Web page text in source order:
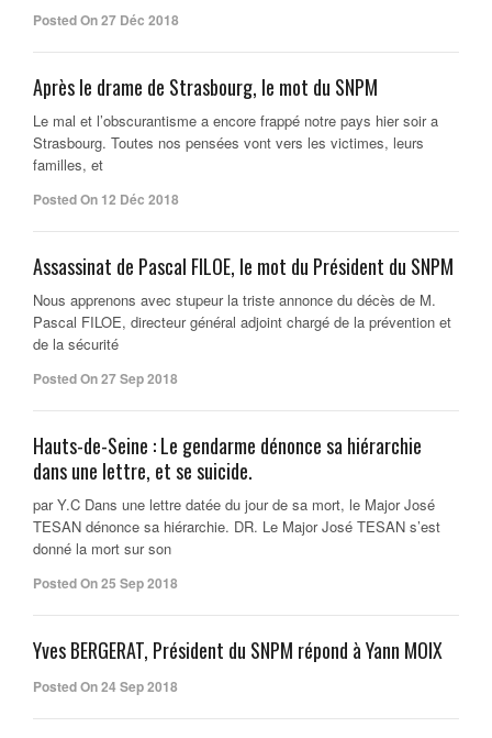
Posted On 27 Déc 2018
Après le drame de Strasbourg, le mot du SNPM
Le mal et l’obscurantisme a encore frappé notre pays hier soir a
Strasbourg. Toutes nos pensées vont vers les victimes, leurs
familles, et
Posted On 12 Déc 2018
Assassinat de Pascal FILOE, le mot du Président du SNPM
Nous apprenons avec stupeur la triste annonce du décès de M.
Pascal FILOE, directeur général adjoint chargé de la prévention et
de la sécurité
Posted On 27 Sep 2018
Hauts-de-Seine : Le gendarme dénonce sa hiérarchie
dans une lettre, et se suicide.
par Y.C Dans une lettre datée du jour de sa mort, le Major José
TESAN dénonce sa hiérarchie. DR. Le Major José TESAN s’est
donné la mort sur son
Posted On 25 Sep 2018
Yves BERGERAT, Président du SNPM répond à Yann MOIX
Posted On 24 Sep 2018